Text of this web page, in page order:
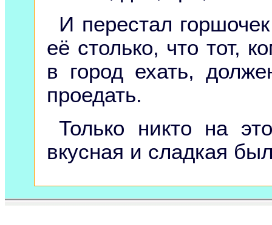
И перестал
её столько, что тот,
в город ехать,
проедать.
Только никто на
вкусная и сладкая